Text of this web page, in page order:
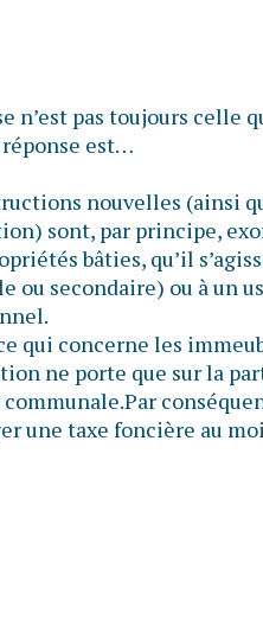
n’est pas toujours celle
est…
nouvelles (ainsi
sont, par principe,
bâties, qu’il
ou secondaire) ou à un
qui concerne les
ne porte que sur la
une taxe foncière au